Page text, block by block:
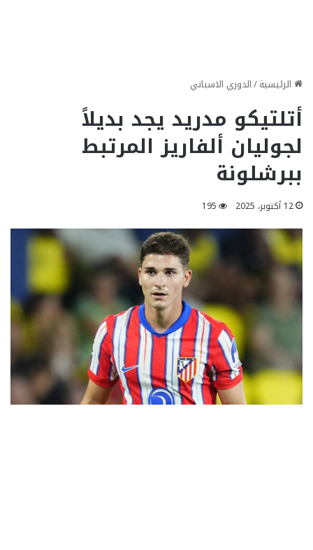
الرئيسية/الدوري الاسباني
أتلتيكو مدريد يجد بديلاً
لجوليان ألفاريز المرتبط
ببرشلونة
12 أكتوبر، 2025 195